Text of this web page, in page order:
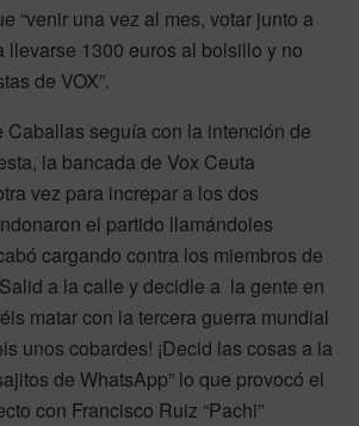
“venir una vez al mes, votar junto a
llevarse 1300 euros al bolsillo y no
de VOX”.
Caballas seguía con la intención de
la bancada de Vox Ceuta
vez para increpar a los dos
el partido llamándoles
cargando contra los miembros de
a la calle y decidle a la gente en
matar con la tercera guerra mundial
unos cobardes! ¡Decid las cosas a la
de WhatsApp” lo que provocó el
con Francisco Ruiz “Pachi”